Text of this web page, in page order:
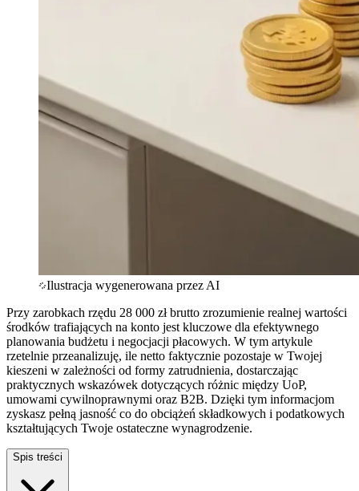
Ilustracja wygenerowana przez AI
Przy zarobkach rzędu 28 000 zł brutto zrozumienie realnej wartości
środków trafiających na konto jest kluczowe dla efektywnego
planowania budżetu i negocjacji płacowych. W tym artykule
rzetelnie przeanalizuję, ile netto faktycznie pozostaje w Twojej
kieszeni w zależności od formy zatrudnienia, dostarczając
praktycznych wskazówek dotyczących różnic między UoP,
umowami cywilnoprawnymi oraz B2B. Dzięki tym informacjom
zyskasz pełną jasność co do obciążeń składkowych i podatkowych
kształtujących Twoje ostateczne wynagrodzenie.
Spis treści